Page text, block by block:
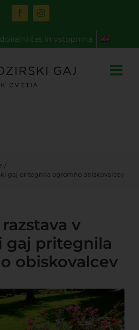
FacebookInstagram
čas in vstopnina
gaj pritegnila ogromno obiskovalcev
v
gaj pritegnila
obiskovalcev